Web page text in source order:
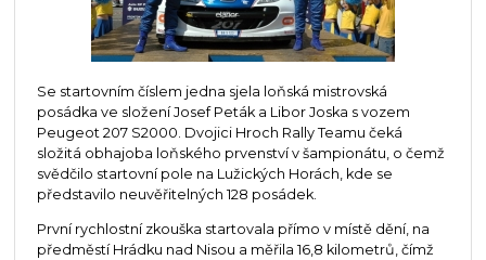
Se startovním číslem jedna sjela loňská mistrovská
posádka ve složení Josef Peták a Libor Joska s vozem
Peugeot 207 S2000. Dvojici Hroch Rally Teamu čeká
složitá obhajoba loňského prvenství v šampionátu, o čemž
svědčilo startovní pole na Lužických Horách, kde se
představilo neuvěřitelných 128 posádek.
První rychlostní zkouška startovala přímo v místě dění, na
předměstí Hrádku nad Nisou a měřila 16,8 kilometrů, čímž